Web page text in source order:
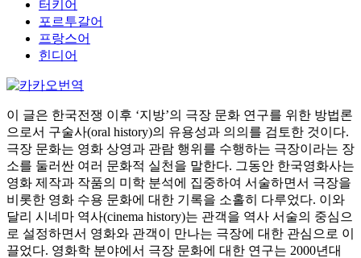
터키어
포르투갈어
프랑스어
힌디어
이 글은 한국전쟁 이후 ‘지방’의 극장 문화 연구를 위한 방법론
으로서 구술사(oral history)의 유용성과 의의를 검토한 것이다.
극장 문화는 영화 상영과 관람 행위를 수행하는 극장이라는 장
소를 둘러싼 여러 문화적 실천을 말한다. 그동안 한국영화사는
영화 제작과 작품의 미학 분석에 집중하여 서술하면서 극장을
비롯한 영화 수용 문화에 대한 기록을 소홀히 다루었다. 이와
달리 시네마 역사(cinema history)는 관객을 역사 서술의 중심으
로 설정하면서 영화와 관객이 만나는 극장에 대한 관심으로 이
끌었다. 영화학 분야에서 극장 문화에 대한 연구는 2000년대